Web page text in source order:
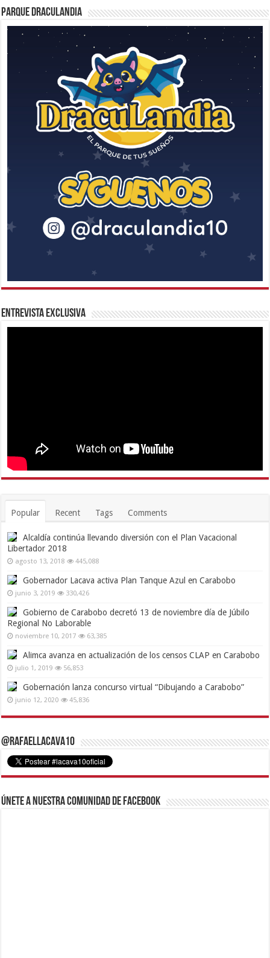
Parque Draculandia
Entrevista Exclusiva
Popular Recent Tags Comments
Alcaldía continúa llevando diversión con el Plan Vacacional
Libertador 2018
agosto 13, 2018 445,088
Gobernador Lacava activa Plan Tanque Azul en Carabobo
junio 3, 2019 330,426
Gobierno de Carabobo decretó 13 de noviembre día de Júbilo
Regional No Laborable
noviembre 10, 2017 63,385
Alimca avanza en actualización de los censos CLAP en Carabobo
julio 1, 2019 56,853
Gobernación lanza concurso virtual “Dibujando a Carabobo”
junio 12, 2020 45,836
@RafaelLacava10
Únete a nuestra comunidad de Facebook